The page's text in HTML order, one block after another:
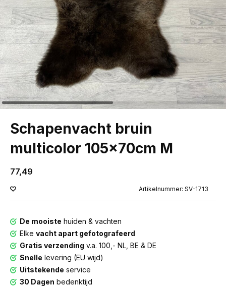
Schapenvacht bruin
multicolor 105x70cm M
77,49
Artikelnummer: SV-1713
De mooiste huiden & vachten
Elke vacht apart gefotografeerd
Gratis verzending v.a. 100,- NL, BE & DE
Snelle levering (EU wijd)
Uitstekende service
30 Dagen bedenktijd